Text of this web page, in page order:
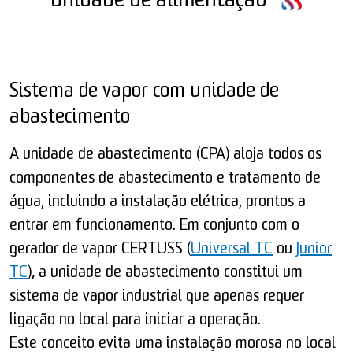
Sistema de vapor com unidade de
abastecimento
A unidade de abastecimento (CPA) aloja todos os
componentes de abastecimento e tratamento de
água, incluindo a instalação elétrica, prontos a
entrar em funcionamento. Em conjunto com o
gerador de vapor CERTUSS (Universal TC ou Junior
TC), a unidade de abastecimento constitui um
sistema de vapor industrial que apenas requer
ligação no local para iniciar a operação.
Este conceito evita uma instalação morosa no local